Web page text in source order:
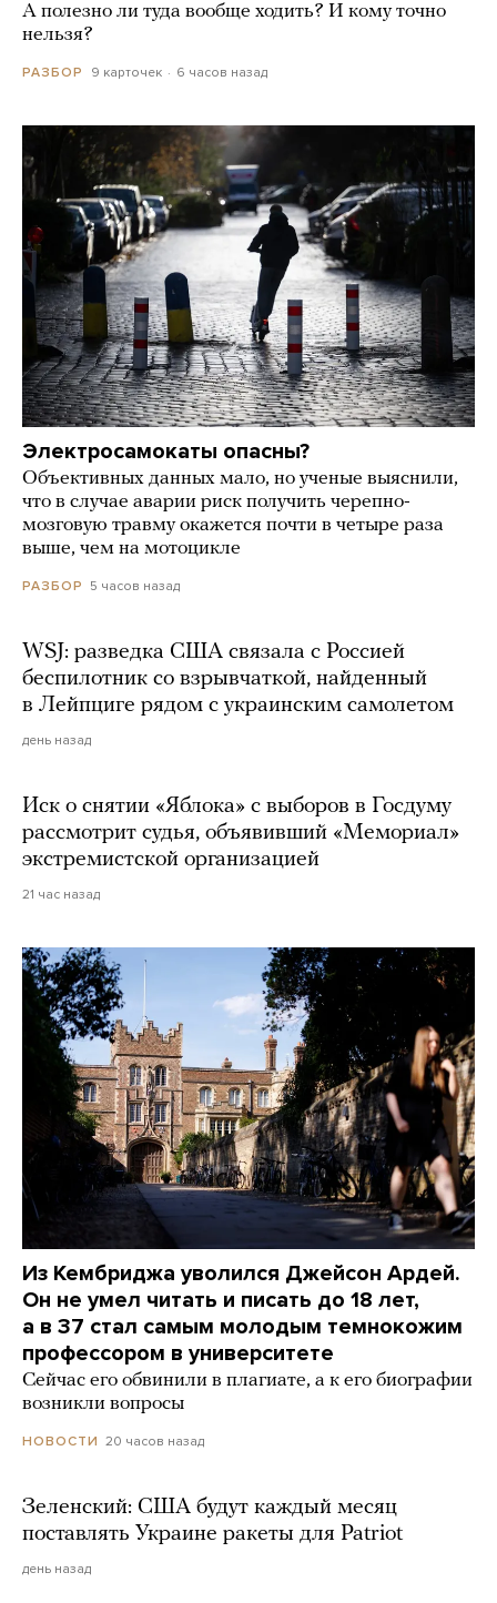
А полезно ли туда вообще ходить? И кому точно
нельзя?
РАЗБОР 9 карточек 6 часов назад
Электросамокаты опасны?
Объективных данных мало, но ученые выяснили,
что в случае аварии риск получить черепно-
мозговую травму окажется почти в четыре раза
выше, чем на мотоцикле
РАЗБОР 5 часов назад
WSJ: разведка США связала с Россией
беспилотник со взрывчаткой, найденный
в Лейпциге рядом с украинским самолетом
день назад
Иск о снятии «Яблока» с выборов в Госдуму
рассмотрит судья, объявивший «Мемориал»
экстремистской организацией
21 час назад
Из Кембриджа уволился Джейсон Ардей.
Он не умел читать и писать до 18 лет,
а в 37 стал самым молодым темнокожим
профессором в университете
Сейчас его обвинили в плагиате, а к его биографии
возникли вопросы
НОВОСТИ 20 часов назад
Зеленский: США будут каждый месяц
поставлять Украине ракеты для Patriot
день назад